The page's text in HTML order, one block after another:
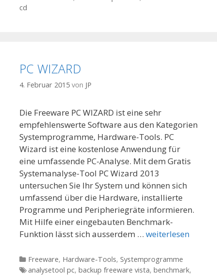
cd
PC WIZARD
4. Februar 2015 von JP
Die Freeware PC WIZARD ist eine sehr
empfehlenswerte Software aus den Kategorien
Systemprogramme, Hardware-Tools. PC
Wizard ist eine kostenlose Anwendung für
eine umfassende PC-Analyse. Mit dem Gratis
Systemanalyse-Tool PC Wizard 2013
untersuchen Sie Ihr System und können sich
umfassend über die Hardware, installierte
Programme und Peripheriegräte informieren.
Mit Hilfe einer eingebauten Benchmark-
Funktion lässt sich ausserdem … weiterlesen
Kategorien
Freeware, Hardware-Tools, Systemprogramme
Tags
analysetool pc, backup freeware vista, benchmark,